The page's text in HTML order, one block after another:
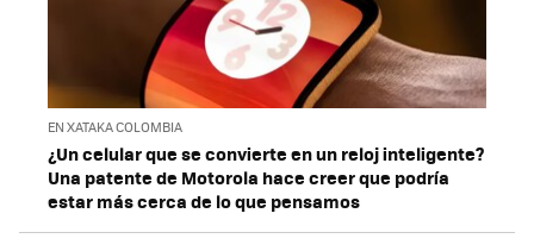
EN XATAKA COLOMBIA
¿Un celular que se convierte en un reloj inteligente?
Una patente de Motorola hace creer que podría
estar más cerca de lo que pensamos